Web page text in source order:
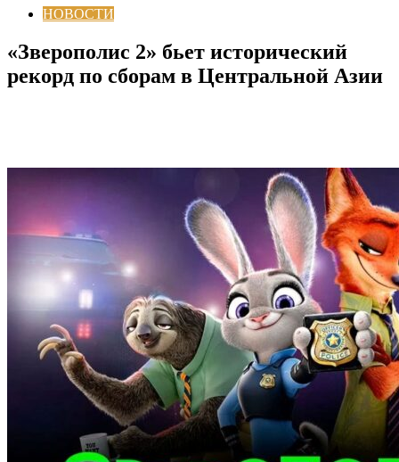
НОВОСТИ
«Зверополис 2» бьет исторический
рекорд по сборам в Центральной Азии